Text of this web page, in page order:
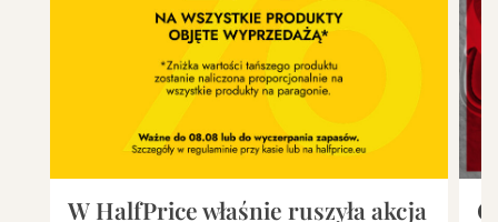
W HalfPrice właśnie ruszyła akcja